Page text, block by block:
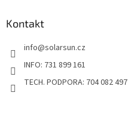
Kontakt
info@solarsun.cz
INFO: 731 899 161
TECH. PODPORA: 704 082 497